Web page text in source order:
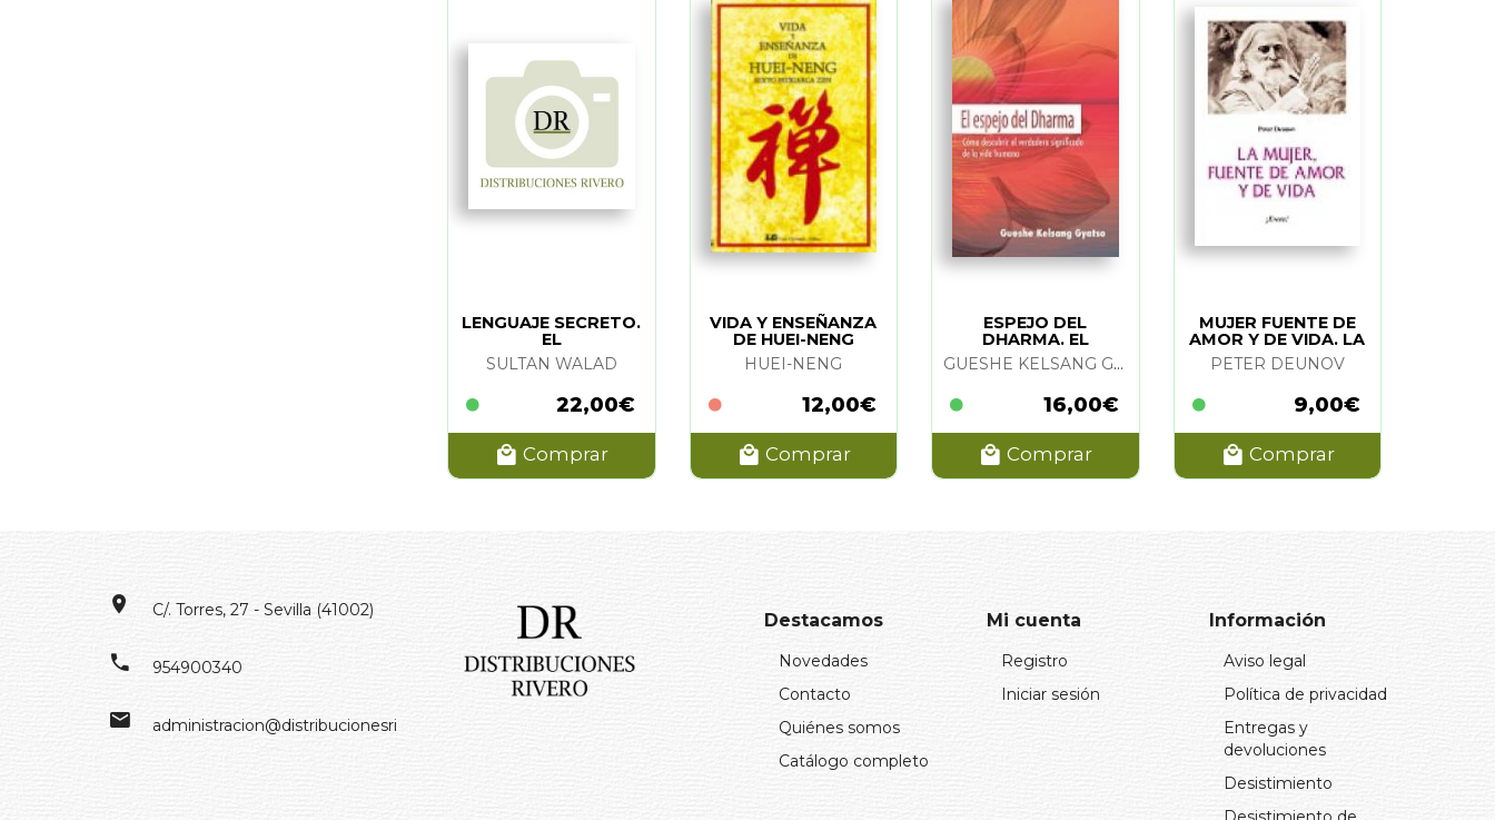
LENGUAJE SECRETO.
EL
SULTAN WALAD
22,00€
Comprar
VIDA Y ENSEÑANZA
DE HUEI-NENG
HUEI-NENG
12,00€
Comprar
ESPEJO DEL
DHARMA. EL
GUESHE KELSANG GYATSO
16,00€
Comprar
MUJER FUENTE DE
AMOR Y DE VIDA. LA
PETER DEUNOV
9,00€
Comprar
C/. Torres, 27 - Sevilla (41002)
954900340
administracion@distribucionesrivero.es
Destacamos
Novedades
Contacto
Quiénes somos
Catálogo completo
Mi cuenta
Registro
Iniciar sesión
Información
Aviso legal
Política de privacidad
Entregas y
devoluciones
Desistimiento